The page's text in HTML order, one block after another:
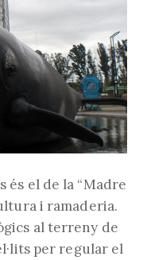
és el de la “Madre
i ramaderia.
al terreny de
per regular el